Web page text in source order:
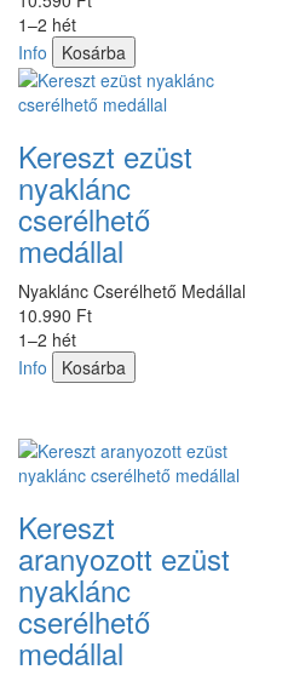
1–2 hét
Info
Kosárba
Kereszt ezüst
nyaklánc
cserélhető
medállal
Nyaklánc Cserélhető Medállal
10.990 Ft
1–2 hét
Info
Kosárba
Kereszt
aranyozott ezüst
nyaklánc
cserélhető
medállal